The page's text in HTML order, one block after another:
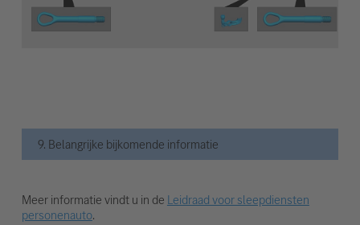
9. Belangrijke bijkomende informatie
Meer informatie vindt u in de Leidraad voor sleepdiensten
personenauto.